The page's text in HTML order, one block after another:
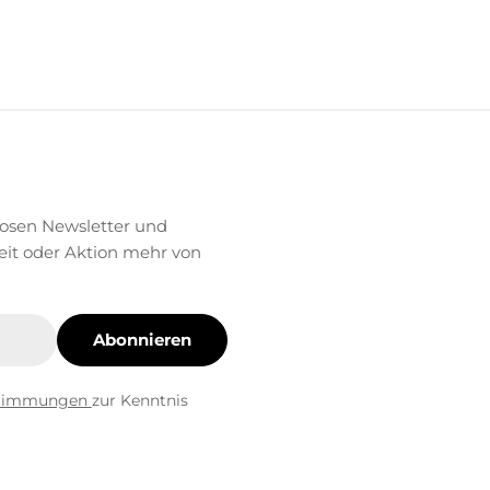
Newsletter und
oder Aktion mehr von
Abonnieren
zur Kenntnis